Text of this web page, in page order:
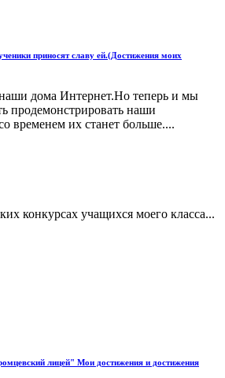
приносят славу ей.(Достижения моих
дома Интернет.Но теперь и мы
продемонстрировать наши
временем их станет больше....
конкурсах учащихся моего класса...
лицей" Мои достижения и достижения